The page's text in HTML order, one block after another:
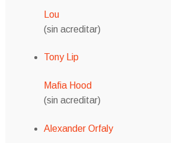
Lou
(sin acreditar)
Tony Lip
Mafia Hood
(sin acreditar)
Alexander Orfaly